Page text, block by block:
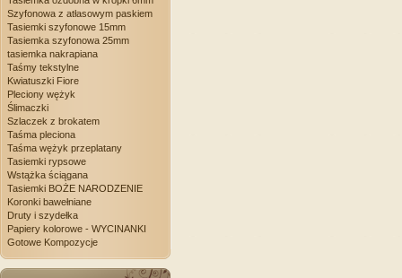
Szyfonowa z atłasowym paskiem
Tasiemki szyfonowe 15mm
Tasiemka szyfonowa 25mm
tasiemka nakrapiana
Taśmy tekstylne
Kwiatuszki Fiore
Pleciony wężyk
Ślimaczki
Szlaczek z brokatem
Taśma pleciona
Taśma wężyk przeplatany
Tasiemki rypsowe
Wstążka ściągana
Tasiemki BOŻE NARODZENIE
Koronki bawełniane
Druty i szydełka
Papiery kolorowe - WYCINANKI
Gotowe Kompozycje